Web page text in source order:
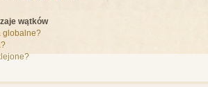
wątków
globalne?